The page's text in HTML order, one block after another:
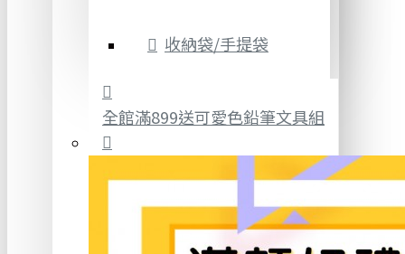
收納袋/手提袋
全館滿899送可愛色鉛筆文具組